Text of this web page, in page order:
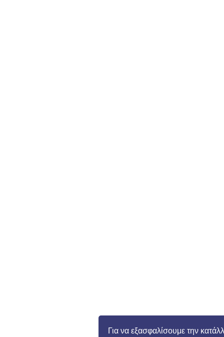
Για να εξασφαλίσουμε την